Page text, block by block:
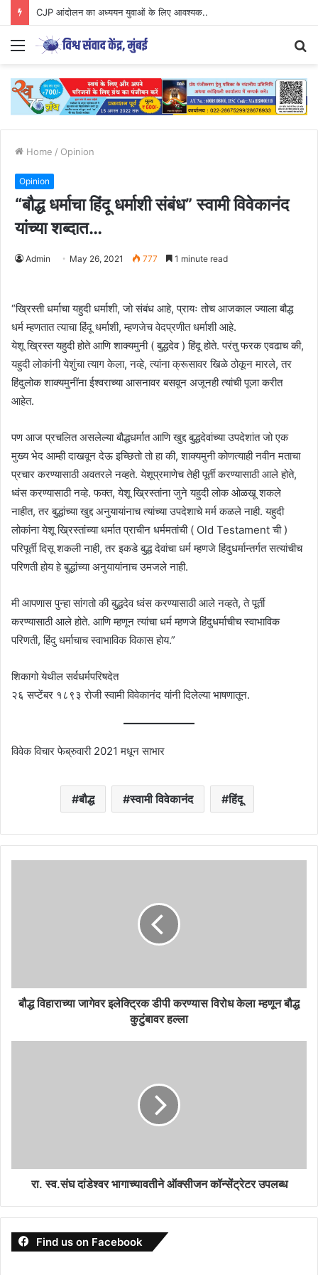
CJP आंदोलन का अध्ययन युवाओं के लिए आवश्यक..
Menu
Home / Opinion
Opinion
“बौद्ध धर्माचा हिंदू धर्माशी संबंध” स्वामी विवेकानंद
यांच्या शब्दात…
Admin May 26, 2021 777 1 minute read
“ख्रिस्ती धर्माचा यहुदी धर्माशी, जो संबंध आहे, प्रायः तोच आजकाल ज्याला बौद्ध
धर्म म्हणतात त्याचा हिंदू धर्माशी, म्हणजेच वेदप्रणीत धर्माशी आहे.
येशू ख्रिस्त यहुदी होते आणि शाक्यमुनी ( बुद्धदेव ) हिंदू होते. परंतु फरक एवढाच की,
यहुदी लोकांनी येशुंचा त्याग केला, नव्हे, त्यांना क्रूसावर खिळे ठोकून मारले, तर
हिंदुलोक शाक्यमुनींना ईश्वराच्या आसनावर बसवून अजूनही त्यांची पूजा करीत
आहेत.
पण आज प्रचलित असलेल्या बौद्धधर्मात आणि खुद्द बुद्धदेवांच्या उपदेशांत जो एक
मुख्य भेद आम्ही दाखवून देऊ इच्छितो तो हा की, शाक्यमुनी कोणत्याही नवीन मताचा
प्रचार करण्यासाठी अवतरले नव्हते. येशूप्रमाणेच तेही पूर्ती करण्यासाठी आले होते,
ध्वंस करण्यासाठी नव्हे. फक्त, येशू ख्रिस्तांना जुने यहुदी लोक ओळखू शकले
नाहीत, तर बुद्धांच्या खुद्द अनुयायांनाच त्यांच्या उपदेशाचे मर्म कळले नाही. यहुदी
लोकांना येशू ख्रिस्तांच्या धर्मात प्राचीन धर्ममतांची ( Old Testament ची )
परिपूर्ती दिसू शकली नाही, तर इकडे बुद्ध देवांचा धर्म म्हणजे हिंदुधर्मान्तर्गत सत्यांचीच
परिणती होय हे बुद्धांच्या अनुयायांनाच उमजले नाही.
मी आपणास पुन्हा सांगतो की बुद्धदेव ध्वंस करण्यासाठी आले नव्हते, ते पूर्ती
करण्यासाठी आले होते. आणि म्हणून त्यांचा धर्म म्हणजे हिंदुधर्माचीच स्वाभाविक
परिणती, हिंदु धर्माचाच स्वाभाविक विकास होय.”
शिकागो येथील सर्वधर्मपरिषदेत
२६ सप्टेंबर १८९३ रोजी स्वामी विवेकानंद यांनी दिलेल्या भाषणातून.
विवेक विचार फेब्रुवारी 2021 मधून साभार
बौद्ध स्वामी विवेकानंद हिंदू
बौद्ध विहाराच्या जागेवर इलेक्ट्रिक डीपी करण्यास विरोध केला म्हणून बौद्ध
कुटुंबावर हल्ला
रा. स्व.संघ दांडेश्वर भागाच्यावतीने ऑक्सीजन कॉन्सेंट्रेटर उपलब्ध
Find us on Facebook